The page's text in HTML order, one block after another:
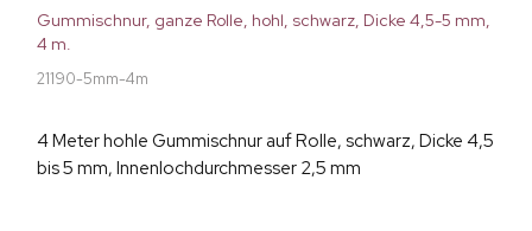
Gummischnur, ganze Rolle, hohl, schwarz, Dicke 4,5-5 mm,
4 m.
21190-5mm-4m
4 Meter hohle Gummischnur auf Rolle, schwarz, Dicke 4,5
bis 5 mm, Innenlochdurchmesser 2,5 mm